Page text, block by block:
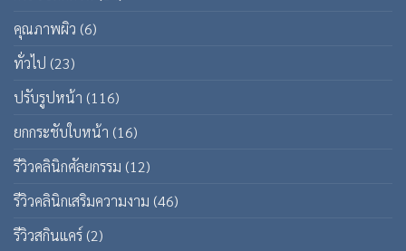
คุณภาพผิว (6)
ทั่วไป (23)
ปรับรูปหน้า (116)
ยกกระชับใบหน้า (16)
รีวิวคลินิกศัลยกรรม (12)
รีวิวคลินิกเสริมความงาม (46)
รีวิวสกินแคร์ (2)